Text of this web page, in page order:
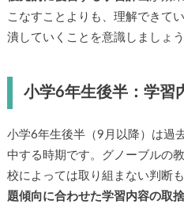
こなすことよりも、理解できて
潰していくことを意識しましょう
小学6年生後半：学習
小学6年生後半（9月以降）は過
中する時期です。グノーブルの
校によっては取り組まない判断も
題傾向に合わせた学習内容の取